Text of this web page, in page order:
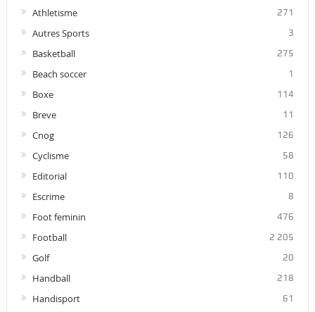
Athletisme 271
Autres Sports 3
Basketball 275
Beach soccer 1
Boxe 114
Breve 11
Cnog 126
Cyclisme 58
Editorial 110
Escrime 8
Foot feminin 476
Football 2 205
Golf 20
Handball 218
Handisport 61